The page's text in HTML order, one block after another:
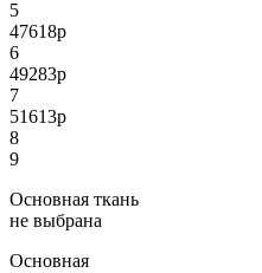
5
47618р
6
49283р
7
51613р
8
9
Основная ткань
не выбрана
Основная